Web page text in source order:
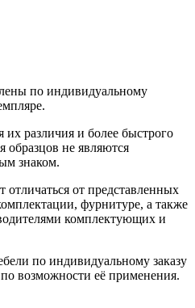
по индивидуальному
различия и более быстрого
образцов не являются
знаком.
отличаться от представленных
фурнитуре, а также
комплектующих и
по индивидуальному заказу
возможности её применения.